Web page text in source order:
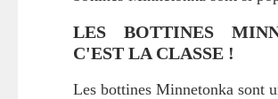
LES BOTTINES
C'EST LA CLASSE !
Les bottines Minnetonka sont